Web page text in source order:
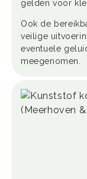
gelden voor
Ook de
veilige
eventuele
meegenomen.